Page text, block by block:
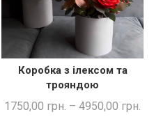
ШВИДКА ПОКУПКА
Коробка з ілексом та
трояндою
1750,00 грн. – 4950,00 грн.